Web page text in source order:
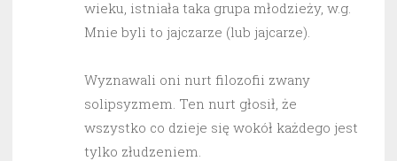
wieku, istniała taka grupa młodzieży, w.g.
Mnie byli to jajczarze (lub jajcarze).
Wyznawali oni nurt filozofii zwany
solipsyzmem. Ten nurt głosił, że
wszystko co dzieje się wokół każdego jest
tylko złudzeniem.